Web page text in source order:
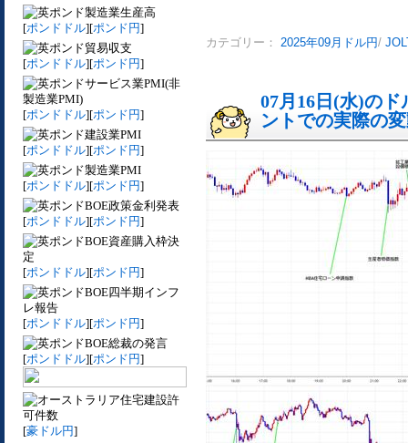
製造業生産高
[ポンドドル][ポンド円]
貿易収支
[ポンドドル][ポンド円]
サービス業PMI(非
製造業PMI)
[ポンドドル][ポンド円]
建設業PMI
[ポンドドル][ポンド円]
製造業PMI
[ポンドドル][ポンド円]
BOE政策金利発表
[ポンドドル][ポンド円]
BOE資産購入枠決
定
[ポンドドル][ポンド円]
BOE四半期インフ
レ報告
[ポンドドル][ポンド円]
BOE総裁の発言
[ポンドドル][ポンド円]
住宅建設許
可件数
[豪ドル円]
カテゴリー： 2025年09月ドル円/
07月16日(水)の
ントでの実際の